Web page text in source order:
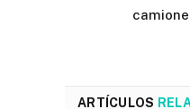
ARTÍCULOS